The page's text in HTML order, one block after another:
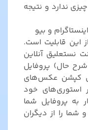
ندارد و نتیجه
و بیو
این قابلیت است.
نستعلیق آنلاین
حال) پروفایل
کپشن عکس‌های
استوری‌های خود
به پروفایل شما
را از دیگران